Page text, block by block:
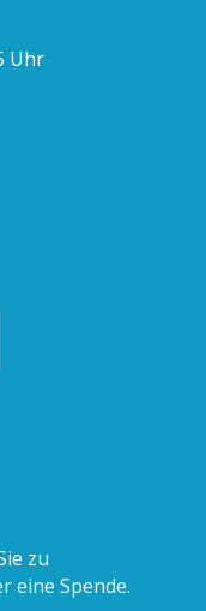
Uhr
zu
eine Spende.